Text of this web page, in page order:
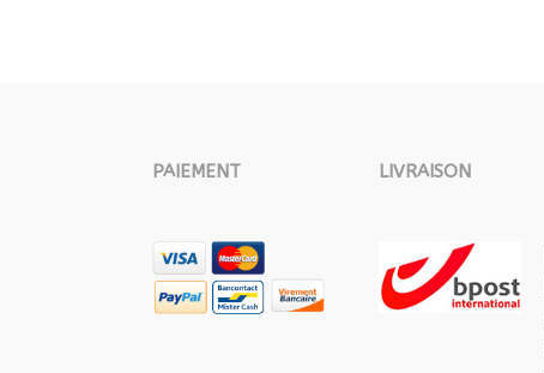
PAIEMENT LIVRAISON